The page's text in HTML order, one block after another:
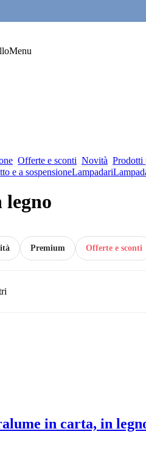
Menu
Offerte e sconti Novità Prodotti
e a sospensioneLampadari
Premium Offerte e sconti
in carta, in